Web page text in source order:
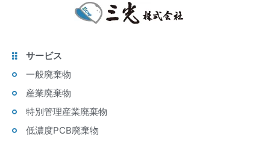
サービス
一般廃棄物
産業廃棄物
特別管理産業廃棄物
低濃度PCB廃棄物